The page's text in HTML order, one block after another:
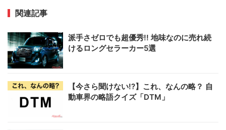
関連記事
派手さゼロでも超優秀!! 地味なのに売れ続
けるロングセラーカー5選
【今さら聞けない!?】これ、なんの略？ 自
動車界の略語クイズ「DTM」